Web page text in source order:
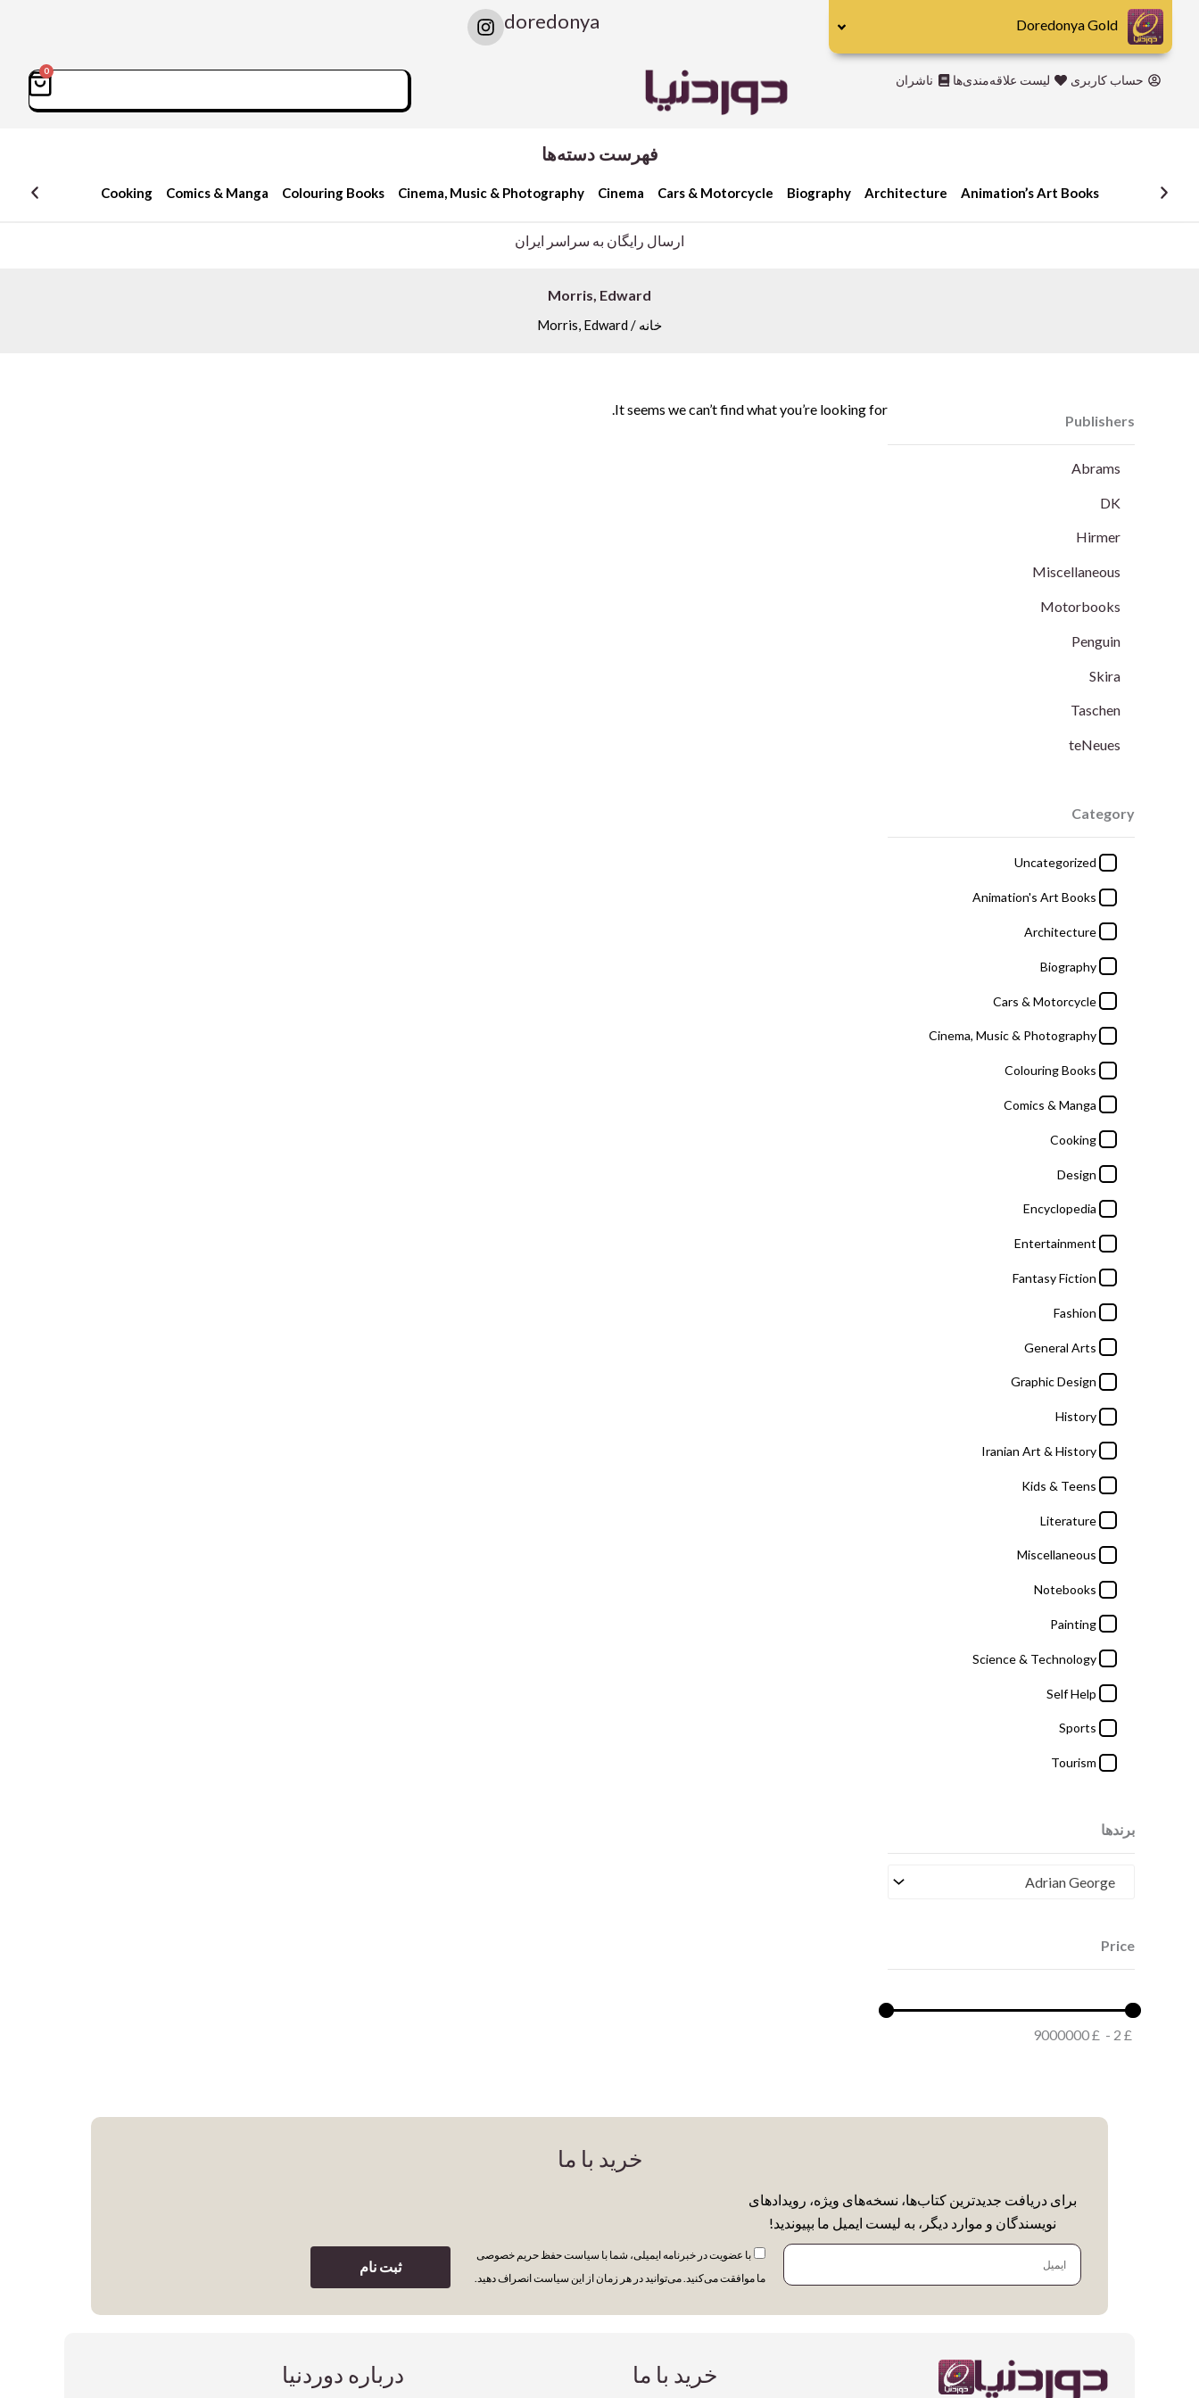
محتوا
doredonya
I
n
حساب کاربری لیست علاقه‌مندی‌ها ناشران Search
0
سبد
خرید
فهرست دسته‌ها
Animation’s Art Books
Architecture
Biography
Cars & Motorcycle
Cinema
Cinema, Music & Photography
Colouring Books
Comics & Manga
Cooking
ارسال رایگان به سراسر ایران
Morris, Edward
خانه / Morris, Edward
Publishers
Abrams
DK
Hirmer
Miscellaneous
Motorbooks
Penguin
Skira
Taschen
teNeues
Category
Uncategorized
Animation's Art Books
Architecture
Biography
Cars & Motorcycle
Cinema, Music & Photography
Colouring Books
Comics & Manga
Cooking
Design
Encyclopedia
Entertainment
Fantasy Fiction
Fashion
General Arts
Graphic Design
History
Iranian Art & History
Kids & Teens
Literature
Miscellaneous
Notebooks
Painting
Science & Technology
Self Help
Sports
Tourism
برندها
Adrian George
Price
2 £
-
9000000£
teNeues
Uncategorized
Animation's Art Books
Architecture
Biography
Cars & Motorcycle
Cinema, Music & Photography
Colouring Books
Cooking
Encyclopedia
Entertainment
Fantasy Fiction
General Arts
Graphic Design
Iranian Art & History
Kids & Teens
Literature
Miscellaneous
Notebooks
Painting
Science & Technology
Self Help
Tourism
Adrian George
It seems we can’t find what you’re looking for.
خرید با ما
برای دریافت جدیدترین کتاب‌ها، نسخه‌های ویژه، رویدادهای
نویسندگان و موارد دیگر، به لیست ایمیل ما بپیوندید!
ایمیل
با عضویت در خبرنامه ایمیلی، شما با سیاست حفظ حریم خصوصی
ما موافقت می‌کنید. می‌توانید در هر زمان از این سیاست انصراف دهید.
ثبت نام
خرید با ما درباره دوردنیا